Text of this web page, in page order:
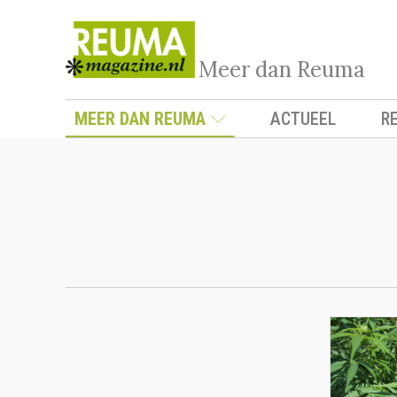
Meer dan Reuma
MEER DAN REUMA ACTUEEL